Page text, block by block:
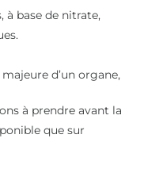
à base de nitrate,
d’un organe,
à prendre avant la
que sur